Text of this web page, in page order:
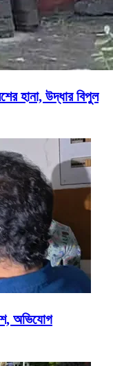
হানা, উদ্ধার বিপুল
অভিযোগ